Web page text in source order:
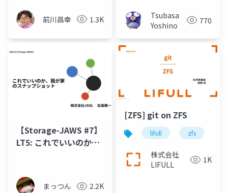
前川昌幸 1.3K
Tsubasa
Yoshino
770
【Storage-JAWS #7】
LT5: これでいいのか、
まっつん 2.2K
[ZFS] git on ZFS
lifull zfs
株式会社
LIFULL
1K